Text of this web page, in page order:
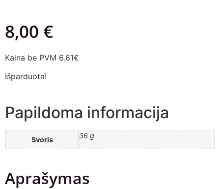
8,00 €
Kaina be PVM 6.61€
Išparduota!
Papildoma informacija
Svoris 36 g
Aprašymas